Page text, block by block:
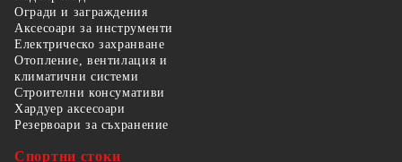
Огради и заграждения
Аксесоари за инструменти
Електрическо захранване
Отопление, вентилация и
климатични системи
Строителни консумативи
Хардуер аксесоари
Резервоари за съхранение
Спортни стоки